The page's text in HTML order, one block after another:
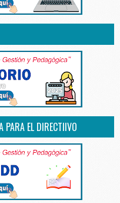
PARA EL DIRECTIIVO